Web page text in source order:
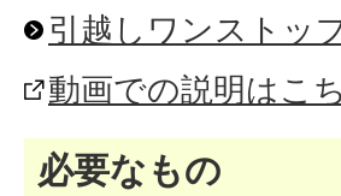
引越しワンストッ
動画での説明はこ
必要なもの